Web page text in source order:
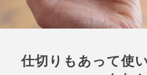
仕切りもあって使